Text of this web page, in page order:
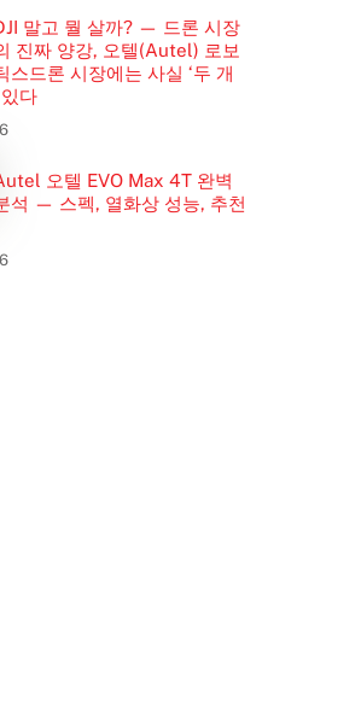
말고 뭘 살까? — 드론 시장
진짜 양강, 오텔(Autel) 로보
스드론 시장에는 사실 ‘두 개
다
오텔 EVO Max 4T 완벽
석 — 스펙, 열화상 성능, 추천